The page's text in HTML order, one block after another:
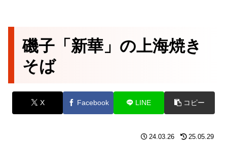
磯子「新華」の上海焼き
そば
X Facebook LINE コピー
24.03.26 25.05.29